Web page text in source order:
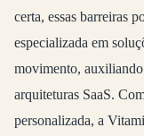
certa, essas barreiras
especializada em
movimento,
arquiteturas SaaS.
personalizada, a